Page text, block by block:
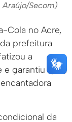
Araújo/Secom)
Cola no Acre,
prefeitura
a
garantiu que
da